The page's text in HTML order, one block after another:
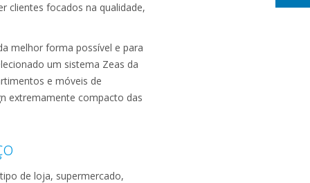
clientes focados na qualidade,
melhor forma possível e para
um sistema Zeas da
e móveis de
extremamente compacto das
de loja, supermercado,